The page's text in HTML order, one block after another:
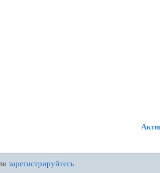
зарегистрируйтесь.